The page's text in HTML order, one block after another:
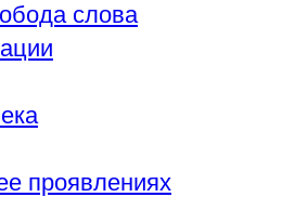
слова
проявлениях